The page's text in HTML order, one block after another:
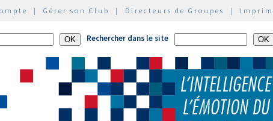
| Gérer son Club | Directeurs de Groupes |
Rechercher dans le site